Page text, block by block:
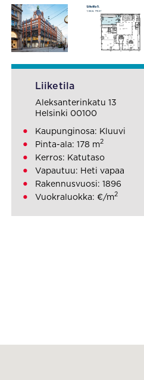
Liiketila
Aleksanterinkatu 13
Helsinki 00100
Kaupunginosa: Kluuvi
Pinta-ala: 178 m2
Kerros: Katutaso
Vapautuu: Heti vapaa
Rakennusvuosi: 1896
Vuokraluokka: €/m2